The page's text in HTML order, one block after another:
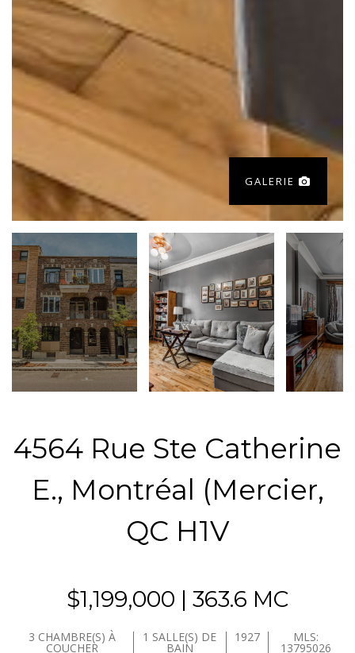
GALERIE
4564 Rue Ste Catherine
E., Montréal (Mercier,
QC H1V
$1,199,000 | 363.6 MC
3 CHAMBRE(S) À
COUCHER
1 SALLE(S) DE
BAIN
1927 MLS:
13795026